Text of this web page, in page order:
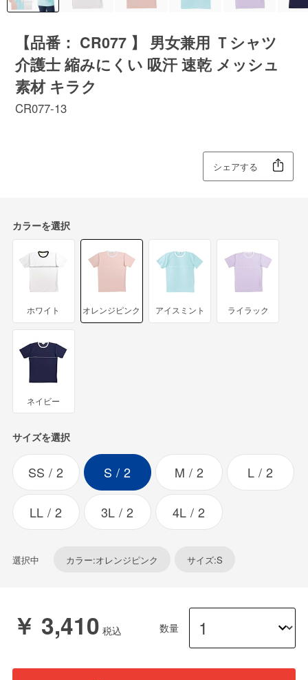
【品番： CR077 】 男女兼用 Ｔシャツ
介護士 縮みにくい 吸汗 速乾 メッシュ
素材 キラク
CR077-13
シェアする
カラーを選択
ホワイト オレンジピンク アイスミント ライラック
ネイビー
サイズを選択
SS 2 S 2 M 2 L 2
LL 2 3L 2 4L 2
選択中 カラー:オレンジピンク サイズ:S
￥ 3,410 数量